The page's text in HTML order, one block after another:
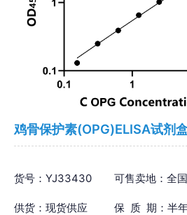
鸡骨保护素(OPG)ELISA试剂
货号：YJ33430 可售卖地：全国
供货：现货供应 保 质 期：半